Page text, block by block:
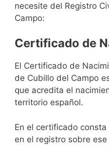
necesite del Registro
Campo:
Certificado de
El Certificado de
de Cubillo del Campo
que acredita el
territorio español.
En el certificado
en el registro sobre ese